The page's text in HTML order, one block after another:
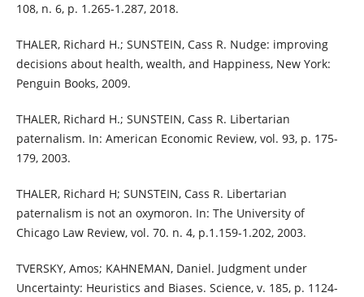
108, n. 6, p. 1.265-1.287, 2018.
THALER, Richard H.; SUNSTEIN, Cass R. Nudge: improving
decisions about health, wealth, and Happiness, New York:
Penguin Books, 2009.
THALER, Richard H.; SUNSTEIN, Cass R. Libertarian
paternalism. In: American Economic Review, vol. 93, p. 175-
179, 2003.
THALER, Richard H; SUNSTEIN, Cass R. Libertarian
paternalism is not an oxymoron. In: The University of
Chicago Law Review, vol. 70. n. 4, p.1.159-1.202, 2003.
TVERSKY, Amos; KAHNEMAN, Daniel. Judgment under
Uncertainty: Heuristics and Biases. Science, v. 185, p. 1124-